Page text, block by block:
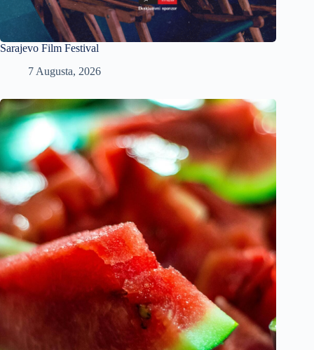
Sarajevo Film Festival
7 Augusta, 2026